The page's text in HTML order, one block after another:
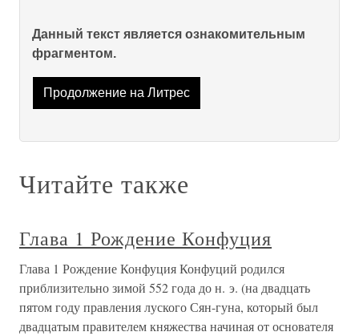
Данный текст является ознакомительным
фрагментом.
Продолжение на Литрес
Читайте также
Глава 1 Рождение Конфуция
Глава 1 Рождение Конфуция Конфуций родился
приблизительно зимой 552 года до н. э. (на двадцать
пятом году правления луского Сян-гуна, который был
двадцатым правителем княжества начиная от основателя